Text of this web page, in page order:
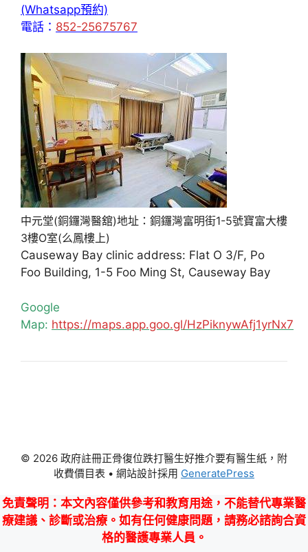
(Whatsapp預約)
電話： 852-25675767
中元堂(銅鑼灣醫舘)地址：銅鑼灣富明街1-5號寶富大樓
3樓O室(么鳳樓上)
Causeway Bay clinic address: Flat O 3/F, Po
Foo Building, 1-5 Foo Ming St, Causeway Bay
Google
Map: https://maps.app.goo.gl/HzPiknywAfj1yrNx7
© 2026 政府註冊正骨復位跌打醫生好推介要有醫生紙，附
收費價目表 • 網站設計採用 GeneratePress
免責聲明 ：本文內容僅供參考和教育用途，不能替代專業醫
療建議、診斷或治療。如有任何健康問題，請務必諮詢合資
格的醫護專業人員。